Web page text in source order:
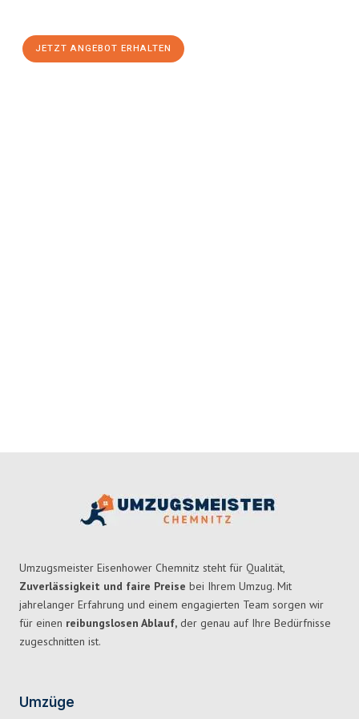
JETZT ANGEBOT ERHALTEN
Umzugsmeister Eisenhower Chemnitz steht für Qualität,
Zuverlässigkeit und faire Preise bei Ihrem Umzug. Mit
jahrelanger Erfahrung und einem engagierten Team sorgen wir
für einen reibungslosen Ablauf, der genau auf Ihre Bedürfnisse
zugeschnitten ist.
Umzüge